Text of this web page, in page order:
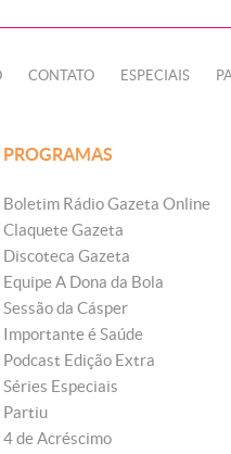
CONTATO ESPECIAIS
PROGRAMAS
Boletim Rádio Gazeta Online
Claquete Gazeta
Discoteca Gazeta
Equipe A Dona da Bola
Sessão da Cásper
Importante é Saúde
Podcast Edição Extra
Séries Especiais
Partiu
4 de Acréscimo